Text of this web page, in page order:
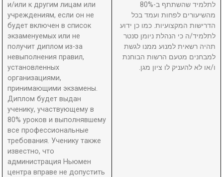
и/или к другим лицам или
учреждениям, если он не
будет включен в список
экзаменуемых или не
получит диплом из-за
невыполнения правил,
установленных
организациями,
принимающими экзамены.
Диплом будет выдан
ученику, участвующему в
80% уроков и выполнявшему
все профессиональные
требования. Ученику также
известно, что
администрация Ньюмен
центра вправе не допустить
לתלמיד שהשתתף ב-80%
מהשיעורים לפחות ועמד בכל
הדרישות המקצועיות. כמו כן ידוע
לתלמיד/ה כי הנהלת ניומן סנטר
תהיה רשאית למנוע ממנו לגשת
למבחנים מטעם הרשות הבוחנת
ו/או לא להעניק לו ציון מגן.